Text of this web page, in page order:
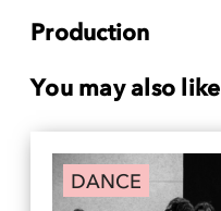
Production
You may also like
DANCE